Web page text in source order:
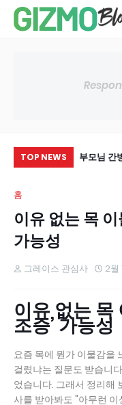
TOP NEWS
들을 주장하는 노
부모님 간
홈
이유 없는 목
가능성
그레이스 관심사 2월
이유 없는 목
조증’ 가능성
요즘 목에 뭔가 이물감을
걸렸냐는 질문도 받습니
었습니다. 그래서 정리해
사를 받아봐도 "아무런